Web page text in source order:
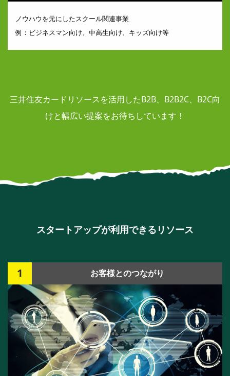
ノウハウを元にしたスクール関連事業
例：ビジネスマン向け、中高生向け、キッズ向け等
三井住友カードリソースを活用したB2B、B2B2C、B2C向
けと幅広い提案をお待ちしています！
スタートアップが利用できるリソース
1 お客様とのつながり